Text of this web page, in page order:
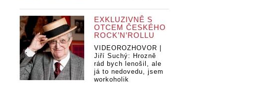
VIDEO: Poletíme?
novým klipem Leť dál
vyzývají k překonávání
VIDEO: Poletíme?
novým klipem Leť dál
vyzývají k překonávání
EXKLUZIVNĚ S
OTCEM ČESKÉHO
ROCK’N’ROLLU
VIDEOROZHOVOR |
Jiří Suchý: Hrozně
rád bych lenošil, ale
já to nedovedu, jsem
workoholik